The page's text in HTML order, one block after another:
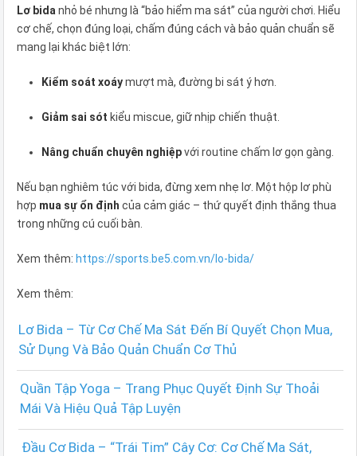
Lơ bida nhỏ bé nhưng là “bảo hiểm ma sát” của người chơi. Hiểu
cơ chế, chọn đúng loại, chấm đúng cách và bảo quản chuẩn sẽ
mang lại khác biệt lớn:
Kiểm soát xoáymượt mà, đường bi sát ý hơn.
Giảm sai sót kiểu miscue, giữ nhịp chiến thuật.
Nâng chuẩn chuyên nghiệpvới routine chấm lơ gọn gàng.
Nếu bạn nghiêm túc với bida, đừng xem nhẹ lơ. Một hộp lơ phù
hợp mua sự ổn định của cảm giác – thứ quyết định thắng thua
trong những cú cuối bàn.
Xem thêm: https://sports.be5.com.vn/lo-bida/
Xem thêm:
Lơ Bida – Từ Cơ Chế Ma Sát Đến Bí Quyết Chọn Mua,
Sử Dụng Và Bảo Quản Chuẩn Cơ Thủ
Quần Tập Yoga – Trang Phục Quyết Định Sự Thoải
Mái Và Hiệu Quả Tập Luyện
Đầu Cơ Bida – “Trái Tim” Cây Cơ: Cơ Chế Ma Sát,